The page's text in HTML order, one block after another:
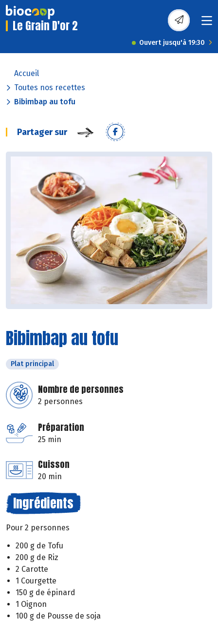
Le Grain D'or 2
Ouvert jusqu'à 19:30
Accueil
Toutes nos recettes
Bibimbap au tofu
Partager sur
Bibimbap au tofu
Plat principal
Nombre de personnes
2 personnes
Préparation
25 min
Cuisson
20 min
Ingrédients
Pour 2 personnes
200 g de Tofu
200 g de Riz
2 Carotte
1 Courgette
150 g de épinard
1 Oignon
100 g de Pousse de soja